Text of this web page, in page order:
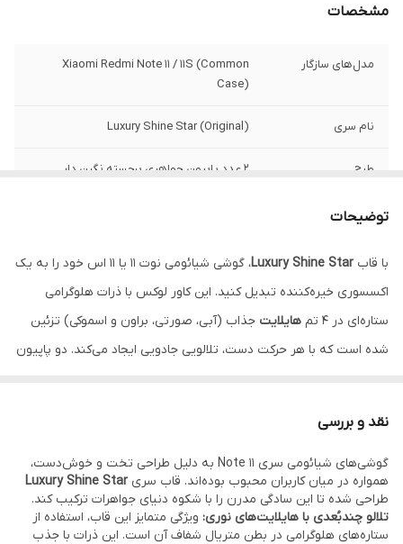
مشخصات
مدل‌های سازگار
Xiaomi Redmi Note 11 / 11S (Common
Case)
نام سری Luxury Shine Star (Original)
طرح ۲ عدد پاپیون جواهری برجسته نگین دار
تکنولوژی نوری
محافظت لنز
رنگ‌بندی هایلایت صورتی، آبی، براون، اسموکی
توضیحات
با قاب Luxury Shine Star
، گوشی شیائومی نوت ۱۱ یا ۱۱ اس خود را به یک
اکسسوری خیره‌کننده تبدیل کنید. این کاور لوکس با ذرات هلوگرامی
ستاره‌ای در ۴ تم
هایلایت جذاب (آبی، صورتی، براون و اسموکی) تزئین
شده است که با هر حرکت دست، تلالویی جادویی ایجاد می‌کند. دو پاپیون
زیبایی طراحی گوشی شما را با درخشش جواهرات ادغام می‌کند.
اقساط از ترب پی و اسنپ پی و دیجی پی
نقد و بررسی
گوشی‌های شیائومی سری Note 11 به دلیل طراحی تخت و خوش‌دست،
همواره در میان کاربران محبوب بوده‌اند. قاب سری Luxury Shine Star
طراحی شده تا این سادگی مدرن را با شکوه دنیای جواهرات ترکیب کند.
تلالو چندبُعدی با هایلایت‌های نوری: ویژگی متمایز این قاب، استفاده از
ستاره‌های هلوگرامی در بطن متریال شفاف آن است. این ذرات با جذب